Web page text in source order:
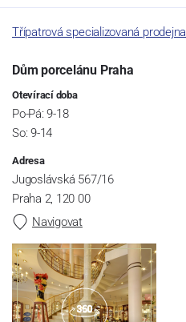
Třípatrová specializovaná prodejna
Dům porcelánu Praha
Otevírací doba
Po-Pá: 9-18
So: 9-14
Adresa
Jugoslávská 567/16
Praha 2, 120 00
Navigovat